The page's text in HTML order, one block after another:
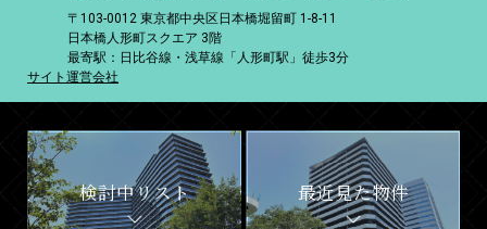
〒103-0012 東京都中央区日本橋堀留町 1-8-11
日本橋人形町スクエア 3階
最寄駅：日比谷線・浅草線「人形町駅」徒歩3分
サイト運営会社
検討中リスト 最近見た物件